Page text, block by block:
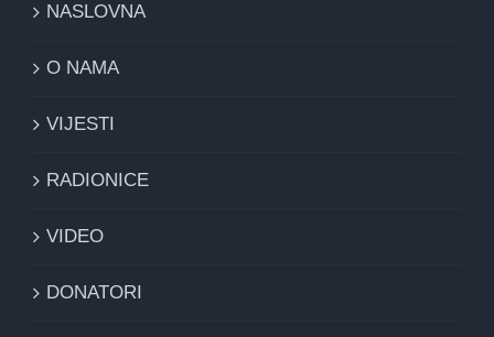
NASLOVNA
O NAMA
VIJESTI
RADIONICE
VIDEO
DONATORI